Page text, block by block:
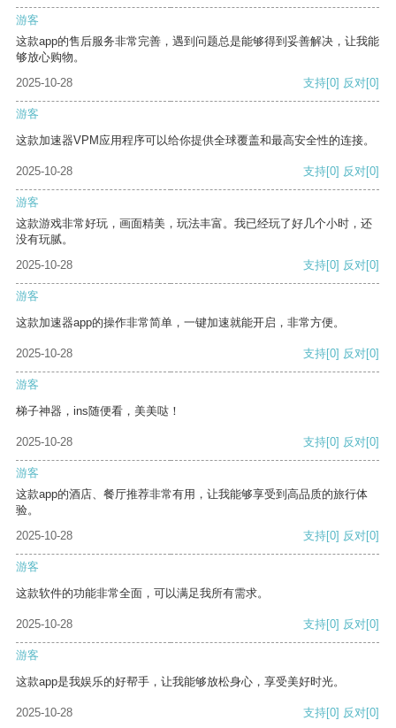
游客
这款app的售后服务非常完善，遇到问题总是能够得到妥善解决，让我能
够放心购物。
2025-10-28
支持[0] 反对[0]
游客
这款加速器VPM应用程序可以给你提供全球覆盖和最高安全性的连接。
2025-10-28 支持[0] 反对[0]
游客
这款游戏非常好玩，画面精美，玩法丰富。我已经玩了好几个小时，还
没有玩腻。
2025-10-28
支持[0] 反对[0]
游客
这款加速器app的操作非常简单，一键加速就能开启，非常方便。
2025-10-28 支持[0] 反对[0]
游客
梯子神器，ins随便看，美美哒！
2025-10-28 支持[0] 反对[0]
游客
这款app的酒店、餐厅推荐非常有用，让我能够享受到高品质的旅行体
验。
2025-10-28
支持[0] 反对[0]
游客
这款软件的功能非常全面，可以满足我所有需求。
2025-10-28 支持[0] 反对[0]
游客
这款app是我娱乐的好帮手，让我能够放松身心，享受美好时光。
2025-10-28 支持[0] 反对[0]